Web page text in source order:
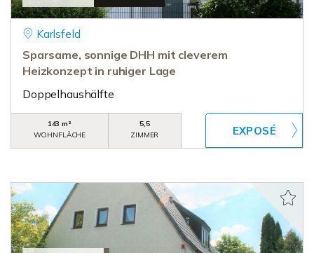
Karlsfeld
Sparsame, sonnige DHH mit cleverem
Heizkonzept in ruhiger Lage
Doppelhaushälfte
143 m²
WOHNFLÄCHE
5,5
ZIMMER